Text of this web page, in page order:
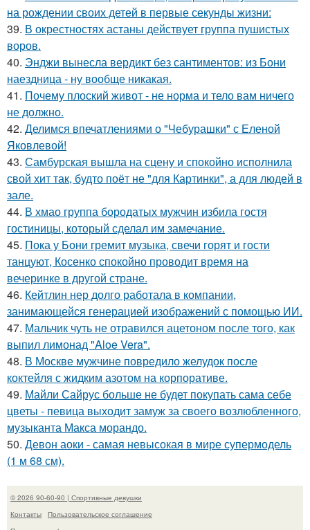
на рождении своих детей в первые секунды жизни:
39. В окрестностях астаны действует группа пушистых
воров.
40. Энджи вынесла вердикт без сантиментов: из Бони
наездница - ну вообще никакая.
41. Почему плоский живот - не норма и тело вам ничего
не должно.
42. Делимся впечатлениями о "Чебурашки" с Еленой
Яковлевой!
43. Самбурская вышла на сцену и спокойно исполнила
свой хит так, будто поёт не "для Картинки", а для людей в
зале.
44. В хмао группа бородатых мужчин избила гостя
гостиницы, который сделал им замечание.
45. Пока у Бони гремит музыка, свечи горят и гости
танцуют, Косенко спокойно проводит время на
вечеринке в другой стране.
46. Кейтлин нер долго работала в компании,
занимающейся генерацией изображений с помощью ИИ.
47. Мальчик чуть не отравился ацетоном после того, как
выпил лимонад "Aloe Vera".
48. В Москве мужчине повредило желудок после
коктейля с жидким азотом на корпоративе.
49. Майли Сайрус больше не будет покупать сама себе
цветы - певица выходит замуж за своего возлюбленного,
музыканта Макса морандо.
50. Девон аоки - самая невысокая в мире супермодель
(1 м 68 см).
© 2026 90-60-90 | Спортивные девушки
Контакты
Пользовательское соглашение